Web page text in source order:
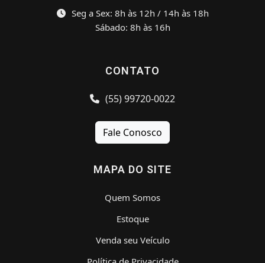
Seg a Sex: 8h às 12h / 14h às 18h
Sábado: 8h às 16h
CONTATO
(55) 99720-0022
Fale Conosco
MAPA DO SITE
Quem Somos
Estoque
Venda seu Veículo